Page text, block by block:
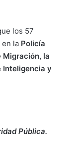
los 57
la Policía
Migración, la
Inteligencia y
Pública.